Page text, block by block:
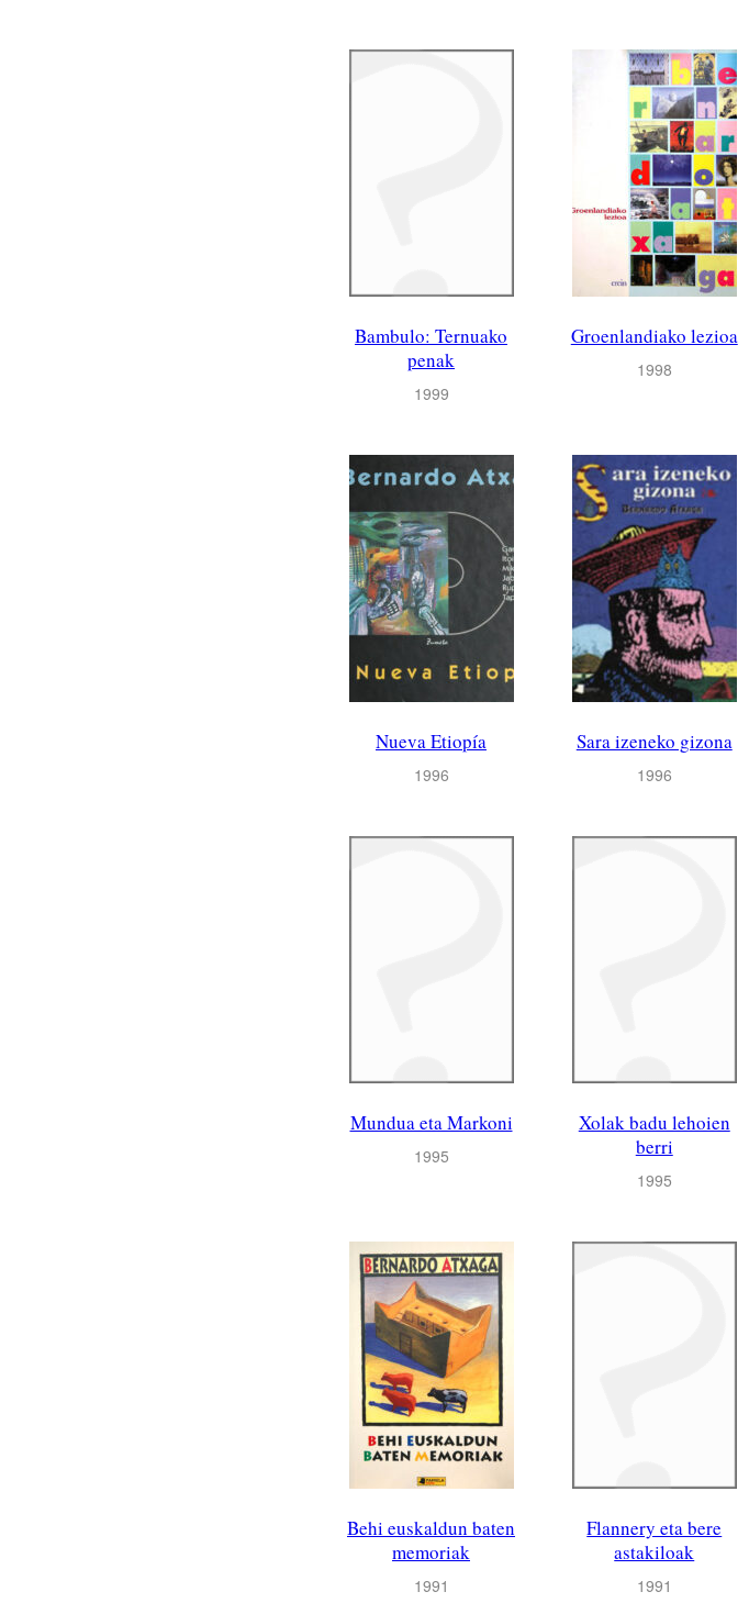
Bambulo: Ternuako
penak
1999
Groenlandiako lezioa
1998
Nueva Etiopía
1996
Sara izeneko gizona
1996
Mundua eta Markoni
1995
Xolak badu lehoien
berri
1995
Behi euskaldun baten
memoriak
1991
Flannery eta bere
astakiloak
1991